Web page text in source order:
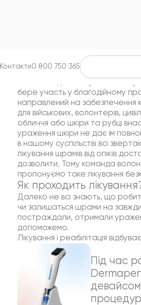
Контакти0 800 750 365
Клініка Людмили Шупенюк
бере участь у благодійному
направлений на забезпечення
для військових, волонтерів,
обличчя або шкіри та рубці
ураження шкіри не дає їм
в нашому суспільстві всі
лікування шрамів від опіків
дозволити. Тому команда
пропонуємо таке лікування
Як проходить
Далеко не всі знають, що
чи залишаться шрами на
постраждали, отримали
допоможемо.
Лікування і реабілітація
Під час
девайсом